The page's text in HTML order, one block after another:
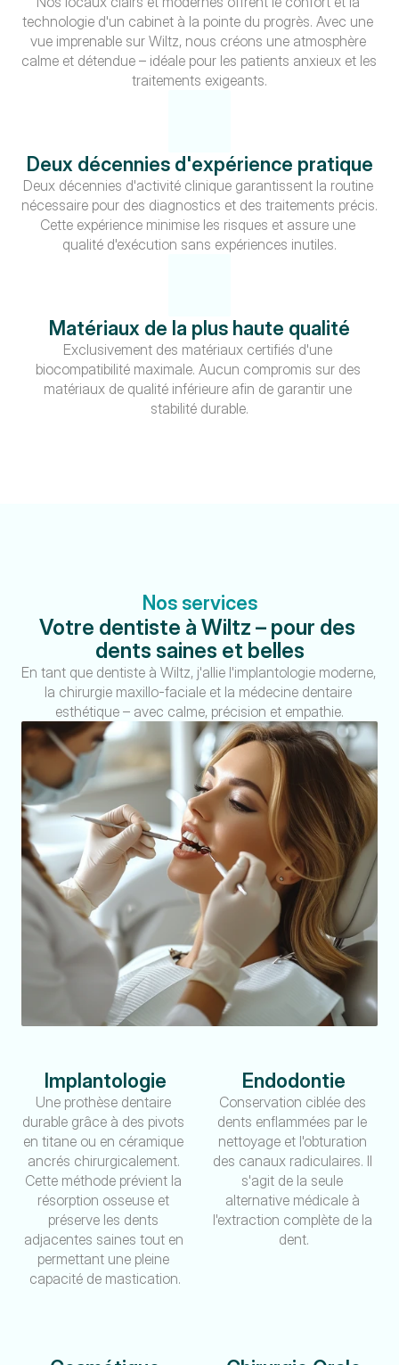
technologie d'un cabinet à la pointe du progrès. Avec une
vue imprenable sur Wiltz, nous créons une atmosphère
calme et détendue – idéale pour les patients anxieux et les
traitements exigeants.
Deux décennies d'expérience pratique
Deux décennies d'activité clinique garantissent la routine
nécessaire pour des diagnostics et des traitements précis.
Cette expérience minimise les risques et assure une
qualité d'exécution sans expériences inutiles.
Matériaux de la plus haute qualité
Exclusivement des matériaux certifiés d'une
biocompatibilité maximale. Aucun compromis sur des
matériaux de qualité inférieure afin de garantir une
stabilité durable.
Nos services
Votre dentiste à Wiltz – pour des
dents saines et belles
En tant que dentiste à Wiltz, j'allie l'implantologie moderne,
la chirurgie maxillo-faciale et la médecine dentaire
esthétique – avec calme, précision et empathie.
Implantologie
Une prothèse dentaire
durable grâce à des pivots
en titane ou en céramique
ancrés chirurgicalement.
Cette méthode prévient la
résorption osseuse et
préserve les dents
adjacentes saines tout en
permettant une pleine
capacité de mastication.
Endodontie
Conservation ciblée des
dents enflammées par le
nettoyage et l'obturation
des canaux radiculaires. Il
s'agit de la seule
alternative médicale à
l'extraction complète de la
dent.